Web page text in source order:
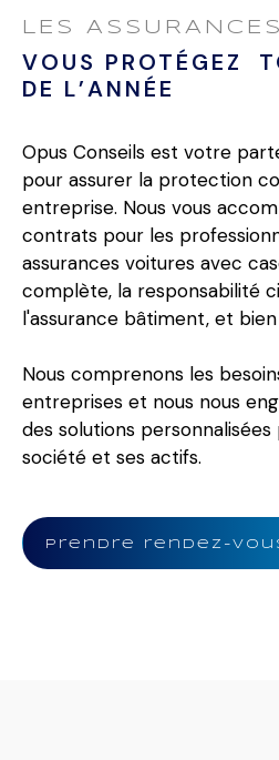
LES ASSURANCES
VOUS PROTÉGEZ
DE L’ANNÉE
Opus Conseils est votre
pour assurer la protection
entreprise. Nous vous
contrats pour les
assurances voitures avec
complète, la responsabilité
l'assurance bâtiment, et
Nous comprenons les
entreprises et nous nous
des solutions
société et ses actifs.
Prendre rendez-